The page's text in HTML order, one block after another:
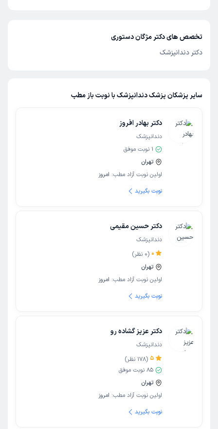
تخصص های دکتر مژگان دستوری
دکتر دندانپزشک
سایر پزشکان پزشک دندانپزشک با نوبت باز مطب
دکتر بهادر افروز
دندانپزشک
1 نوبت موفق
تهران
اولین نوبت آزاد مطب: امروز
نوبت بگیرید
دکتر حسین مقیمی
دندانپزشک
0
(
0 نظر)
تهران
اولین نوبت آزاد مطب: امروز
نوبت بگیرید
دکتر عزیز گشاده رو
دندانپزشک
5
(
178 نظر)
85 نوبت موفق
تهران
اولین نوبت آزاد مطب: امروز
نوبت بگیرید